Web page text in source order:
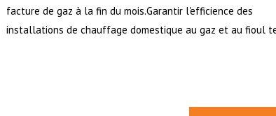
facture de gaz à la fin du mois.Garantir l'efficience des
installations de chauffage domestique au gaz et au fioul